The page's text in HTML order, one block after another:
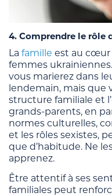
4. Comprendre le
La famille est au cœur
femmes
vous marierez dans
lendemain, mais que
structure familiale et
grands-parents, en
normes culturelles,
et les rôles sexistes,
que d’habitude. Ne
apprenez.
Être attentif à ses
familiales peut